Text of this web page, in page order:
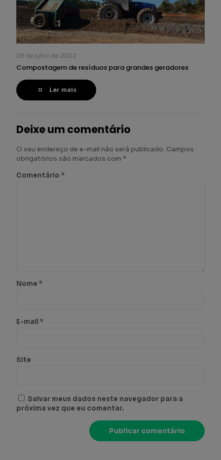
28 de julho de 2022
Compostagem de resíduos para grandes geradores
Ler mais
Deixe um comentário
O seu endereço de e-mail não será publicado. Campos
obrigatórios são marcados com *
Comentário *
Nome *
E-mail *
Site
Salvar meus dados neste navegador para a
próxima vez que eu comentar.